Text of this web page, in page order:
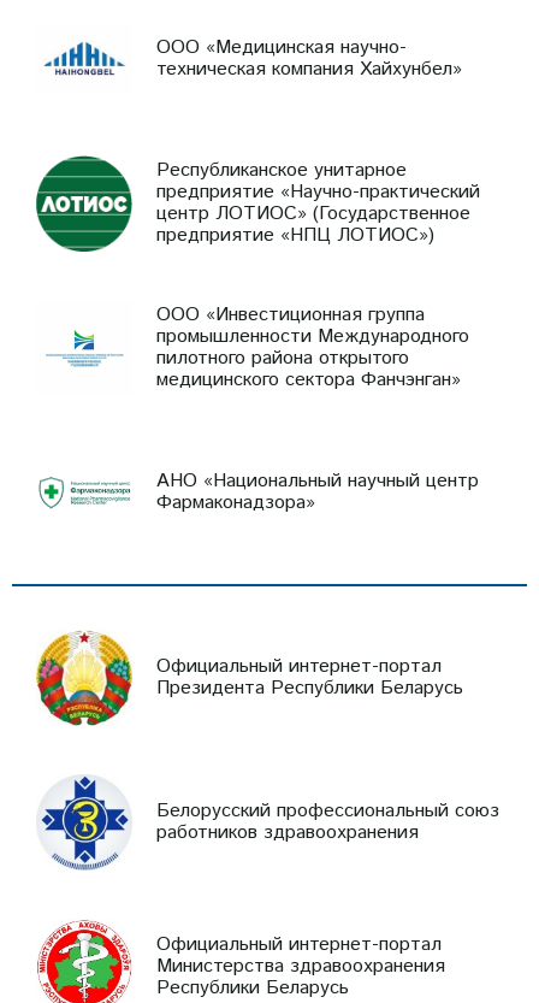
ООО «Медицинская научно-
техническая компания Хайхунбел»
Республиканское унитарное
предприятие «Научно-практический
центр ЛОТИОС» (Государственное
предприятие «НПЦ ЛОТИОС»)
ООО «Инвестиционная группа
промышленности Международного
пилотного района открытого
медицинского сектора Фанчэнган»
АНО «Национальный научный центр
Фармаконадзора»
Официальный интернет-портал
Президента Республики Беларусь
Белорусский профессиональный союз
работников здравоохранения
Официальный интернет-портал
Министерства здравоохранения
Республики Беларусь